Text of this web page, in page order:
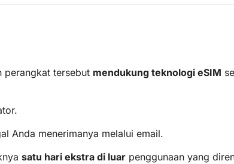
perangkat tersebut mendukung teknologi eSIM
Anda menerimanya melalui email.
satu hari ekstra di luar penggunaan yang